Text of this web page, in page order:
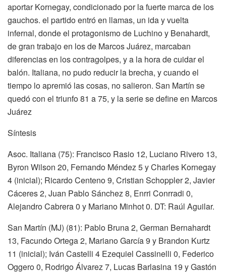
aportar Kornegay, condicionado por la fuerte marca de los
gauchos. el partido entró en llamas, un ida y vuelta
infernal, donde el protagonismo de Luchino y Benahardt,
de gran trabajo en los de Marcos Juárez, marcaban
diferencias en los contragolpes, y a la hora de cuidar el
balón. Italiana, no pudo reducir la brecha, y cuando el
tiempo lo apremió las cosas, no salieron. San Martín se
quedó con el triunfo 81 a 75, y la serie se define en Marcos
Juárez
Síntesis
Asoc. Italiana (75): Francisco Rasio 12, Luciano Rivero 13,
Byron Wilson 20, Fernando Méndez 5 y Charles Kornegay
4 (inicial); Ricardo Centeno 9, Cristian Schoppler 2, Javier
Cáceres 2, Juan Pablo Sánchez 8, Enrri Conrradi 0,
Alejandro Cabrera 0 y Mariano Minhot 0. DT: Raúl Aguilar.
San Martín (MJ) (81): Pablo Bruna 2, German Bernahardt
13, Facundo Ortega 2, Mariano García 9 y Brandon Kurtz
11 (inicial); Iván Castelli 4 Ezequiel Cassinelli 0, Federico
Oggero 0, Rodrigo Álvarez 7, Lucas Barlasina 19 y Gastón